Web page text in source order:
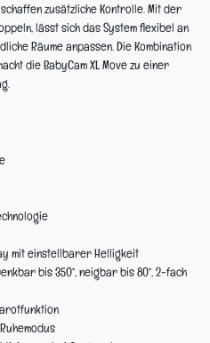
zusätzliche Kontrolle. Mit der
lässt sich das System flexibel an
Räume anpassen. Die Kombination
die BabyCam XL Move zu einer
mit einstellbarer Helligkeit
bis 350°, neigbar bis 80°, 2-fach